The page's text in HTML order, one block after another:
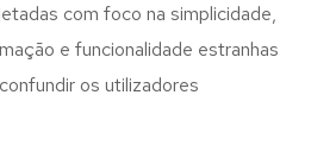
com foco na simplicidade,
e funcionalidade estranhas
os utilizadores